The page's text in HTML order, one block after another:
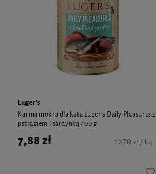
Luger's
Karma mokra dla kota Luger's Daily Pleasures z
pstrągiem i sardynką 400 g
7,88 zł 19,70 zł / kg